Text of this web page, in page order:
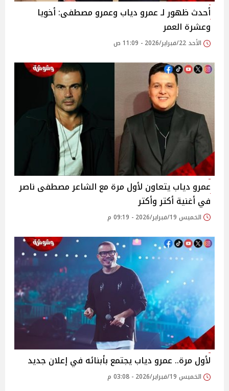
أحدث ظهور لـ عمرو دياب وعمرو مصطفى: أخويا
وعشرة العمر
الأحد 22/فبراير/2026 - 11:09 ص
عمرو دياب يتعاون لأول مرة مع الشاعر مصطفى ناصر
في أغنية أكتر وأكتر
الخميس 19/فبراير/2026 - 09:19 م
لأول مرة.. عمرو دياب يجتمع بأبنائه في إعلان جديد
الخميس 19/فبراير/2026 - 03:08 م